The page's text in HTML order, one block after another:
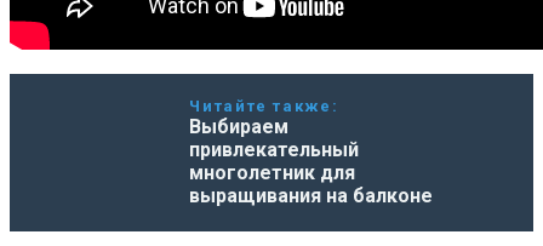
Читайте также:
Выбираем
привлекательный
многолетник для
выращивания на балконе